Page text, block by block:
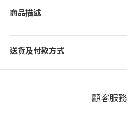
商品描述
送貨及付款方式
顧客服務